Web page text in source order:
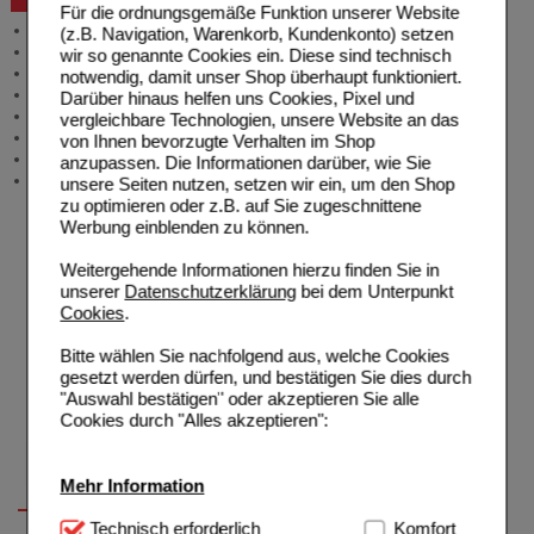
Für die ordnungsgemäße Funktion unserer Website
(z.B. Navigation, Warenkorb, Kundenkonto) setzen
wir so genannte Cookies ein. Diese sind technisch
notwendig, damit unser Shop überhaupt funktioniert.
Darüber hinaus helfen uns Cookies, Pixel und
vergleichbare Technologien, unsere Website an das
von Ihnen bevorzugte Verhalten im Shop
anzupassen. Die Informationen darüber, wie Sie
unsere Seiten nutzen, setzen wir ein, um den Shop
zu optimieren oder z.B. auf Sie zugeschnittene
Werbung einblenden zu können.
Weitergehende Informationen hierzu finden Sie in
unserer Datenschutzerklärungbei dem Unterpunkt
Cookies.
Bitte wählen Sie nachfolgend aus, welche Cookies
gesetzt werden dürfen, und bestätigen Sie dies durch
"Auswahl bestätigen" oder akzeptieren Sie alle
Cookies durch "Alles akzeptieren":
Mehr Information
Technisch Notwendig:Hierbei handelt es sich um
Technisch erforderlich Komfort
Allgemeine Information
Produktberatung
Meldung Arzneimittelrisiken
Zuzahlungsfreie Arzneien
Angebote & Downloads
Newsletter
Neukundenprämie
Stellenangebote